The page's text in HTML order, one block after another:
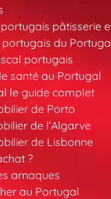
pâtisserie
du
portugais
santé au Portugal
le guide complet
de Porto
de l’Algarve
de Lisbonne
?
arnaques
au Portugal